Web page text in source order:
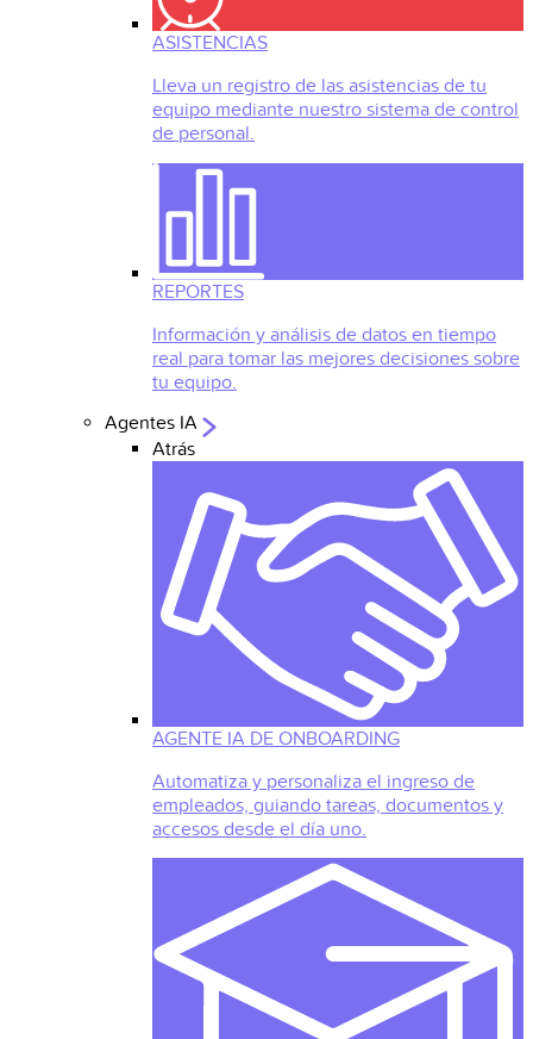
ASISTENCIAS
Lleva un registro de las asistencias de tu
equipo mediante nuestro sistema de control
de personal.
REPORTES
Información y análisis de datos en tiempo
real para tomar las mejores decisiones sobre
tu equipo.
Agentes IA
Atrás
AGENTE IA DE ONBOARDING
Automatiza y personaliza el ingreso de
empleados, guiando tareas, documentos y
accesos desde el día uno.